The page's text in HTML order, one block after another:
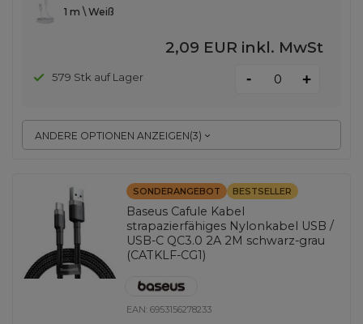
ANDERE OPTIONEN ANZEIGEN(3)
1 m \ Weiß
2,09 EUR inkl. MwSt
579 Stk auf Lager - +
SONDERANGEBOT BESTSELLER
Baseus Cafule Kabel
strapazierfähiges Nylonkabel USB /
USB-C QC3.0 2A 2M schwarz-grau
(CATKLF-CG1)
EAN:6953156278233